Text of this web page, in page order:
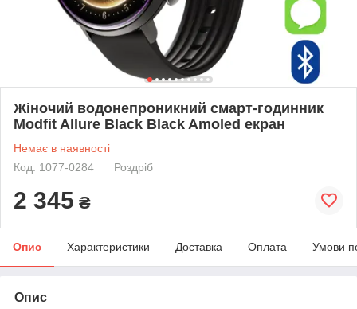
Жіночий водонепроникний смарт-годинник
Modfit Allure Black Black Amoled екран
Немає в наявності
Код: 1077-0284
Роздріб
2 345 ₴
Опис Характеристики Доставка Оплата Умови
Опис